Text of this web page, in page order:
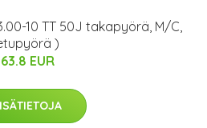
10 TT 50J takapyörä, M/C,
)
63.8 EUR